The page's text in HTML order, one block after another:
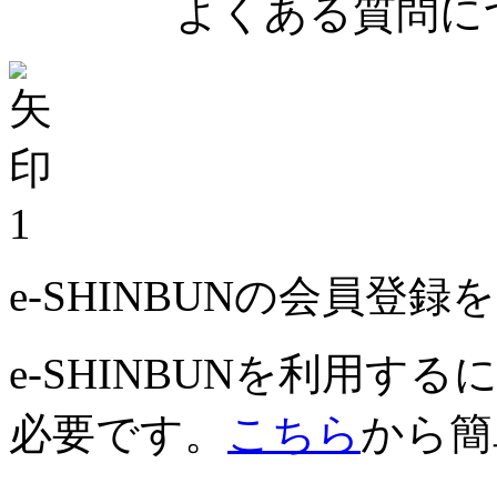
よくある質問に
1
e-SHINBUNの会員登録
e-SHINBUNを利用する
必要です。 こちらから